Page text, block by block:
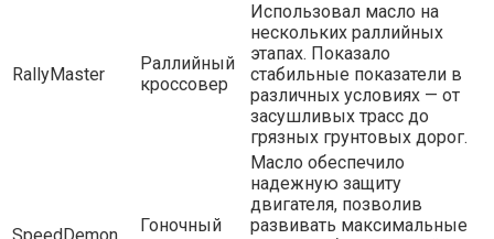
RallyMaster
Раллийный
кроссовер
Использовал масло на
нескольких раллийных
этапах. Показало
стабильные показатели в
различных условиях — от
засушливых трасс до
грязных грунтовых дорог.
Гоночный
Масло обеспечило
надежную защиту
двигателя, позволив
развивать максимальные